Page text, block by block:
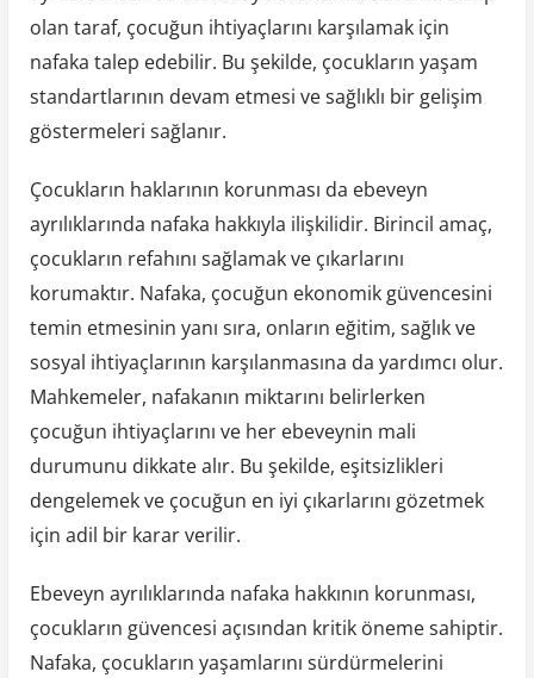
olan taraf, çocuğun ihtiyaçlarını karşılamak için
nafaka talep edebilir. Bu şekilde, çocukların yaşam
standartlarının devam etmesi ve sağlıklı bir gelişim
göstermeleri sağlanır.
Çocukların haklarının korunması da ebeveyn
ayrılıklarında nafaka hakkıyla ilişkilidir. Birincil amaç,
çocukların refahını sağlamak ve çıkarlarını
korumaktır. Nafaka, çocuğun ekonomik güvencesini
temin etmesinin yanı sıra, onların eğitim, sağlık ve
sosyal ihtiyaçlarının karşılanmasına da yardımcı olur.
Mahkemeler, nafakanın miktarını belirlerken
çocuğun ihtiyaçlarını ve her ebeveynin mali
durumunu dikkate alır. Bu şekilde, eşitsizlikleri
dengelemek ve çocuğun en iyi çıkarlarını gözetmek
için adil bir karar verilir.
Ebeveyn ayrılıklarında nafaka hakkının korunması,
çocukların güvencesi açısından kritik öneme sahiptir.
Nafaka, çocukların yaşamlarını sürdürmelerini